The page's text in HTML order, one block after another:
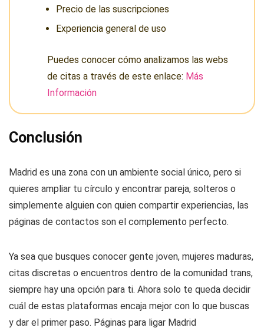
Precio de las suscripciones
Experiencia general de uso
Puedes conocer cómo analizamos las webs
de citas a través de este enlace: Más
Información
Conclusión
Madrid es una zona con un ambiente social único, pero si
quieres ampliar tu círculo y encontrar pareja, solteros o
simplemente alguien con quien compartir experiencias, las
páginas de contactos son el complemento perfecto.
Ya sea que busques conocer gente joven, mujeres maduras,
citas discretas o encuentros dentro de la comunidad trans,
siempre hay una opción para ti. Ahora solo te queda decidir
cuál de estas plataformas encaja mejor con lo que buscas
y dar el primer paso. Páginas para ligar Madrid